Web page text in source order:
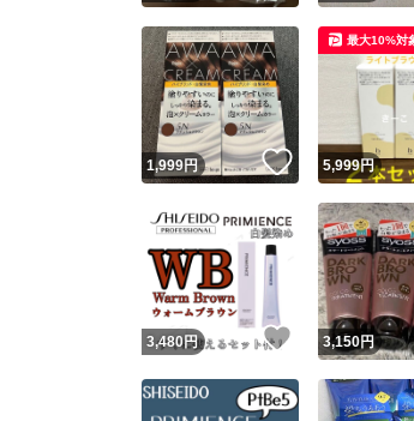
1,999円 いいね！
5,999円
最大10%対
3,480円 いいね！
3,150円